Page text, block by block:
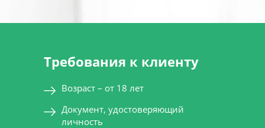
Требования к клиенту
Возраст – от 18 лет
Документ, удостоверяющий
личность